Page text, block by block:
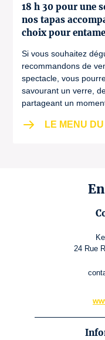
18 h 30 pour une
nos tapas
choix pour
Si vous souhaitez
recommandons de
spectacle, vous
savourant un verre,
partageant un
LE MENU
24 Rue